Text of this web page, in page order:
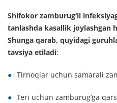
Shifokor zamburug‘li
tanlashda kasallik joylashgan
Shunga qarab, quyidagi
tavsiya etiladi:
Tirnoqlar uchun samarali
Teri uchun zamburug‘ga